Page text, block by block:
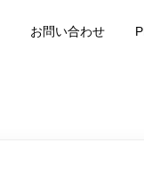
お問い合わせ